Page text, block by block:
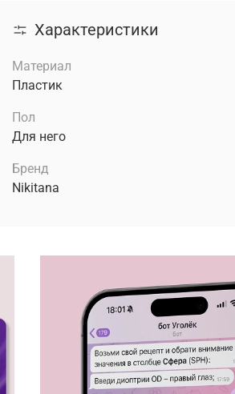
Характеристики
Материал
Пластик
Пол
Для него
Бренд
Nikitana